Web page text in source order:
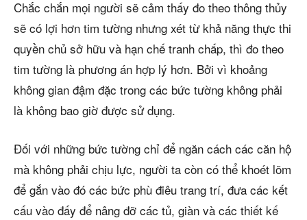
Chắc chắn mọi người sẽ cảm thấy đo theo thông thủy
sẽ có lợi hơn tim tường nhưng xét từ khả năng thực thi
quyền chủ sở hữu và hạn chế tranh chấp, thì đo theo
tim tường là phương án hợp lý hơn. Bởi vì khoảng
không gian đậm đặc trong các bức tường không phải
là không bao giờ được sử dụng.
Đối với những bức tường chỉ để ngăn cách các căn hộ
mà không phải chịu lực, người ta còn có thể khoét lõm
để gắn vào đó các bức phù điêu trang trí, đưa các kết
cấu vào đấy để nâng đỡ các tủ, giàn và các thiết kế